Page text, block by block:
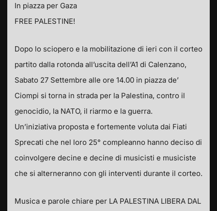
In piazza per Gaza
FREE PALESTINE!
Dopo lo sciopero e la mobilitazione di ieri con il corteo
partito dalla rotonda all’uscita dell’A1 di Calenzano,
Sabato 27 Settembre alle ore 14.00 in piazza de’
Ciompi si torna in strada per la Palestina, contro il
genocidio, la NATO, il riarmo e la guerra.
Un’iniziativa proposta e fortemente voluta dai Fiati
Sprecati che nel loro 25° compleanno hanno deciso di
coinvolgere decine e decine di musicisti e musiciste
che si alterneranno con gli interventi durante il corteo.
Musica e parole chiare per LA PALESTINA LIBERA DAL